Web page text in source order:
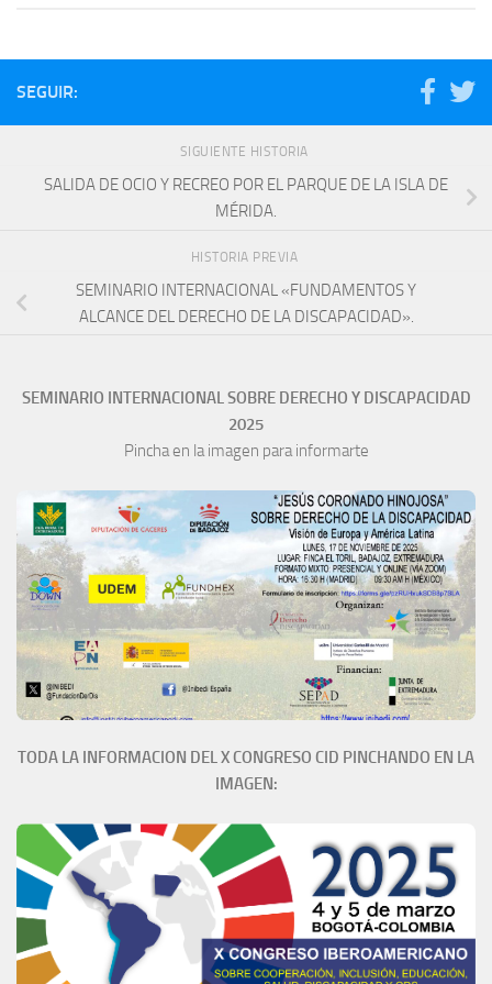
SEGUIR:
SIGUIENTE HISTORIA
SALIDA DE OCIO Y RECREO POR EL PARQUE DE LA ISLA DE
MÉRIDA.
HISTORIA PREVIA
SEMINARIO INTERNACIONAL «FUNDAMENTOS Y
ALCANCE DEL DERECHO DE LA DISCAPACIDAD».
SEMINARIO INTERNACIONAL SOBRE DERECHO Y DISCAPACIDAD
2025
Pincha en la imagen para informarte
TODA LA INFORMACION DEL X CONGRESO CID PINCHANDO EN LA
IMAGEN: